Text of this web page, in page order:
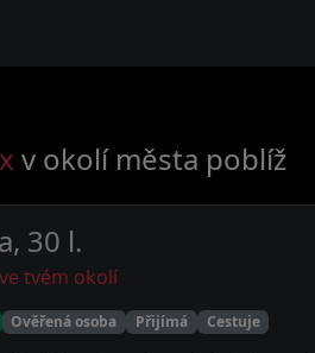
v okolí města poblíž
30 l.
tvém okolí
Ověřená osoba Přijímá Cestuje